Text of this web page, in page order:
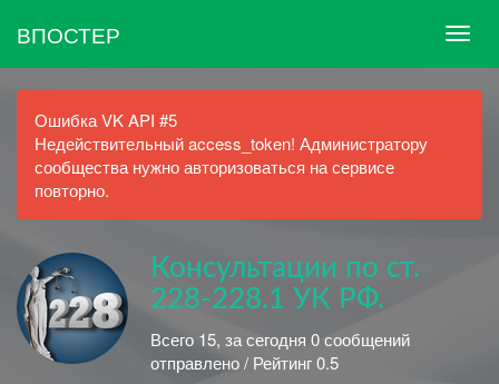
ВПОСТЕР
Ошибка VK API #5
Недействительный access_token! Администратору
сообщества нужно авторизоваться на сервисе
повторно.
Консультации по ст.
228-228.1 УК РФ.
Всего 15, за сегодня 0 сообщений
отправлено / Рейтинг 0.5